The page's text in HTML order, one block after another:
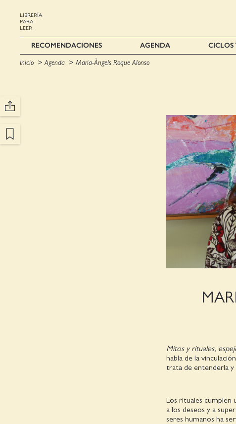
LIBRERÍA
PARA
LEER
RECOMENDACIONES AGENDA CICLOS
Inicio Agenda Maria-Àngels Roque Alonso
Mitos y rituales,
habla de la
trata de entenderla y
Los rituales cumplen
a los deseos y a
seres humanos ha